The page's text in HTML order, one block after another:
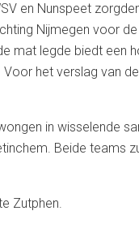
en Nunspeet
Nijmegen voor
mat legde biedt een
het verslag van
in wisselende
Beide teams
Zutphen.